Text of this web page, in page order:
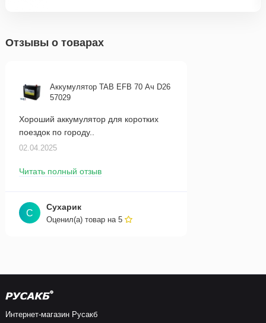
Отзывы о товарах
Аккумулятор TAB EFB 70 Ач D26
57029
Хороший аккумулятор для коротких
поездок по городу..
02.04.2025
Читать полный отзыв
С
Сухарик
Оценил(а) товар на5
Интернет-магазин Русакб